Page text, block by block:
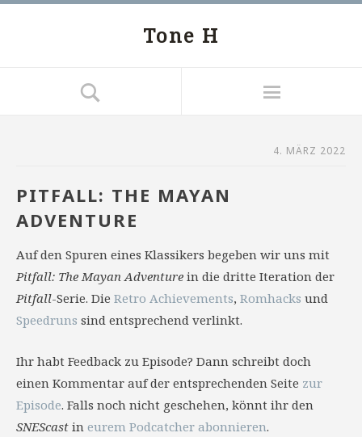
Tone H
4. MÄRZ 2022
PITFALL: THE MAYAN
ADVENTURE
Auf den Spuren eines Klassikers begeben wir uns mit
Pitfall: The Mayan Adventure in die dritte Iteration der
Pitfall-Serie. Die Retro Achievements, Romhacks und
Speedruns sind entsprechend verlinkt.
Ihr habt Feedback zu Episode? Dann schreibt doch
einen Kommentar auf der entsprechenden Seite zur
Episode. Falls noch nicht geschehen, könnt ihr den
SNEScast in eurem Podcatcher abonnieren.